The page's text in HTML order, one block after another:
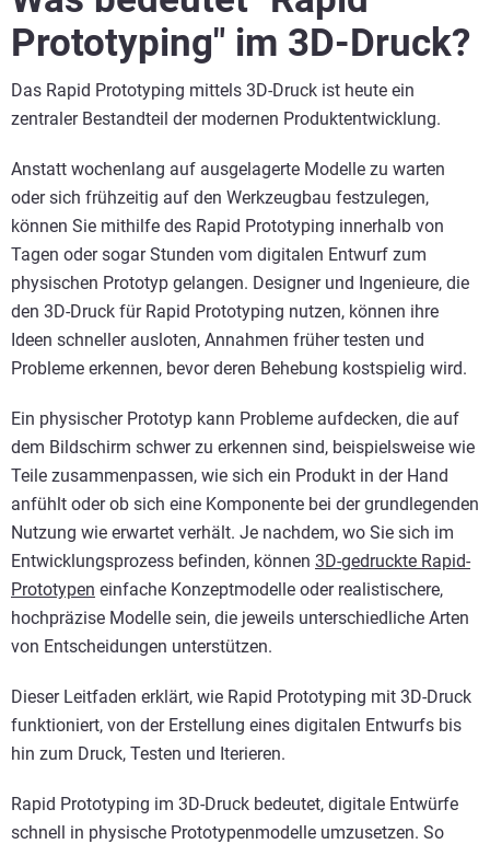
Prototyping" im 3D-Druck?
Das Rapid Prototyping mittels 3D-Druck ist heute ein
zentraler Bestandteil der modernen Produktentwicklung.
Anstatt wochenlang auf ausgelagerte Modelle zu warten
oder sich frühzeitig auf den Werkzeugbau festzulegen,
können Sie mithilfe des Rapid Prototyping innerhalb von
Tagen oder sogar Stunden vom digitalen Entwurf zum
physischen Prototyp gelangen. Designer und Ingenieure, die
den 3D-Druck für Rapid Prototyping nutzen, können ihre
Ideen schneller ausloten, Annahmen früher testen und
Probleme erkennen, bevor deren Behebung kostspielig wird.
Ein physischer Prototyp kann Probleme aufdecken, die auf
dem Bildschirm schwer zu erkennen sind, beispielsweise wie
Teile zusammenpassen, wie sich ein Produkt in der Hand
anfühlt oder ob sich eine Komponente bei der grundlegenden
Nutzung wie erwartet verhält. Je nachdem, wo Sie sich im
Entwicklungsprozess befinden, können 3D-gedruckte Rapid-
Prototypen einfache Konzeptmodelle oder realistischere,
hochpräzise Modelle sein, die jeweils unterschiedliche Arten
von Entscheidungen unterstützen.
Dieser Leitfaden erklärt, wie Rapid Prototyping mit 3D-Druck
funktioniert, von der Erstellung eines digitalen Entwurfs bis
hin zum Druck, Testen und Iterieren.
Rapid Prototyping im 3D-Druck bedeutet, digitale Entwürfe
schnell in physische Prototypenmodelle umzusetzen. So